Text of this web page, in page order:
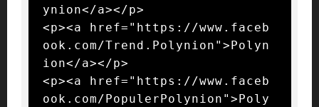
ynion</a></p>
<p><a href="https://www.faceb
ook.com/Trend.Polynion">Polyn
ion</a></p>
<p><a href="https://www.faceb
ook.com/PopulerPolynion">Poly